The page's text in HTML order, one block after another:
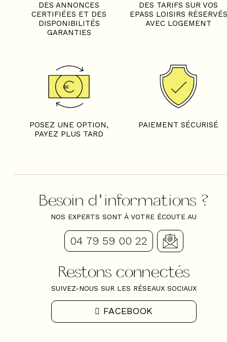
DES ANNONCES
CERTIFIÉES ET DES
DISPONIBILITÉS
GARANTIES
DES TARIFS SUR VOS
EPASS LOISIRS RÉSERVÉS
AVEC LOGEMENT
POSEZ UNE OPTION,
PAYEZ PLUS TARD
PAIEMENT SÉCURISÉ
Besoin d'informations ?
NOS EXPERTS SONT À VOTRE ÉCOUTE AU
04 79 59 00 22
Restons connectés
SUIVEZ-NOUS SUR LES RÉSEAUX SOCIAUX
FACEBOOK